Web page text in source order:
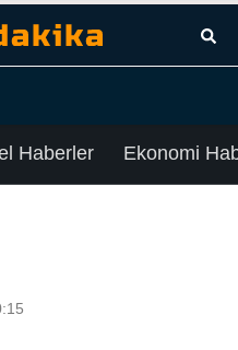
Haberler Ekonomi